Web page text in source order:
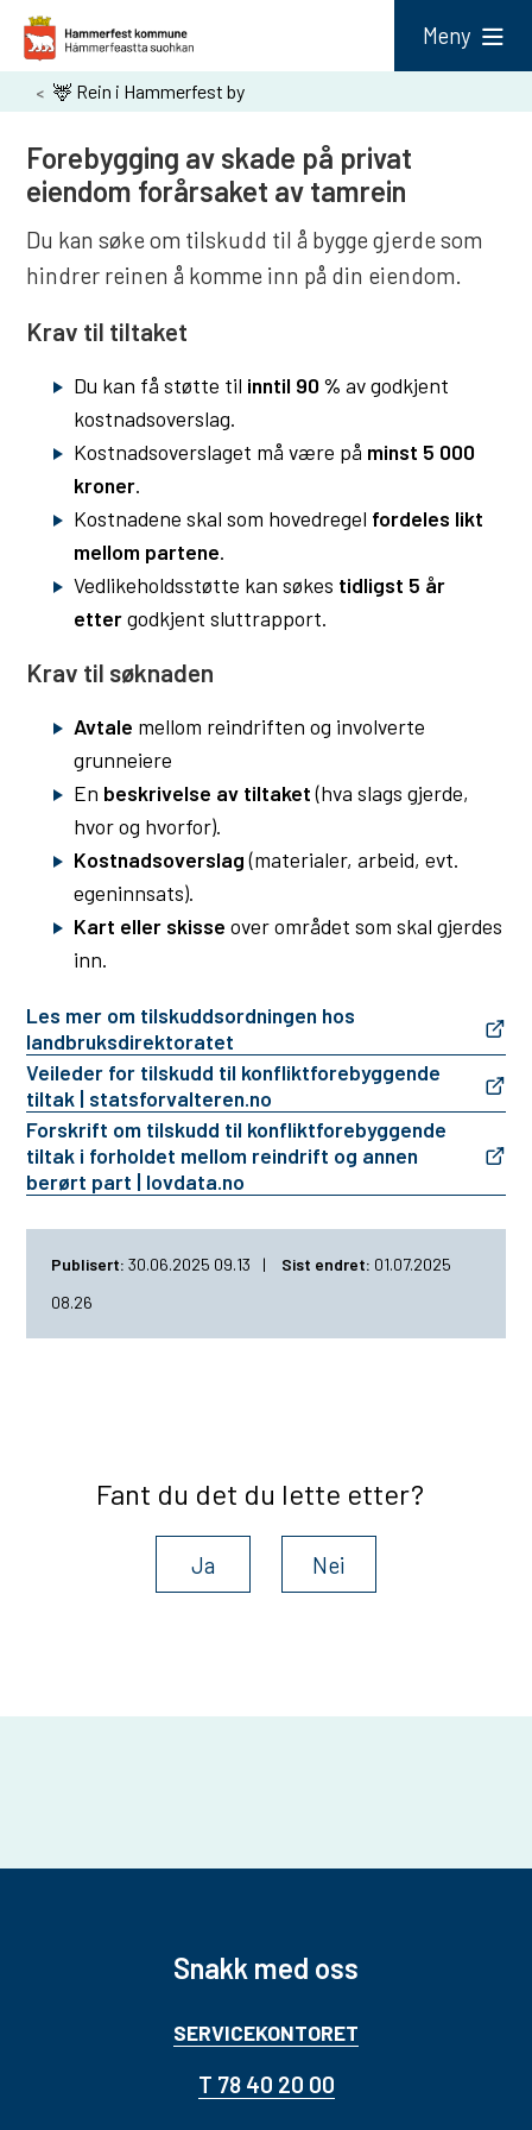
H
a
m
m
e
f
s
Meny
Du
her:
🦌 Rein i Hammerfest by
Forebygging av skade på privat
eiendom forårsaket av tamrein
Du kan søke om tilskudd til å bygge gjerde som
hindrer reinen å komme inn på din eiendom.
Krav til tiltaket
Du kan få støtte til inntil 90 % av godkjent
kostnadsoverslag.
Kostnadsoverslaget må være på minst 5 000
kroner.
Kostnadene skal som hovedregel fordeles likt
mellom partene.
Vedlikeholdsstøtte kan søkes tidligst 5 år
ettergodkjent sluttrapport.
Krav til søknaden
Avtale mellom reindriften og involverte
grunneiere
En beskrivelse av tiltaket(hva slags gjerde,
hvor og hvorfor).
Kostnadsoverslag(materialer, arbeid, evt.
egeninnsats).
Kart eller skisse over området som skal gjerdes
inn.
Les mer om tilskuddsordningen hos
landbruksdirektoratet
Veileder for tilskudd til konfliktforebyggende
tiltak | statsforvalteren.no
Forskrift om tilskudd til konfliktforebyggende
tiltak i forholdet mellom reindrift og annen
berørt part | lovdata.no
Publisert 30.06.2025 09.13 Sist endret 01.07.2025
08.26
Fant du det du lette etter?
Ja Nei
Snakk med oss
SERVICEKONTORET
T 78 40 20 00